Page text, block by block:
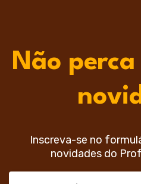
Não
Inscreva-se no
novidades do